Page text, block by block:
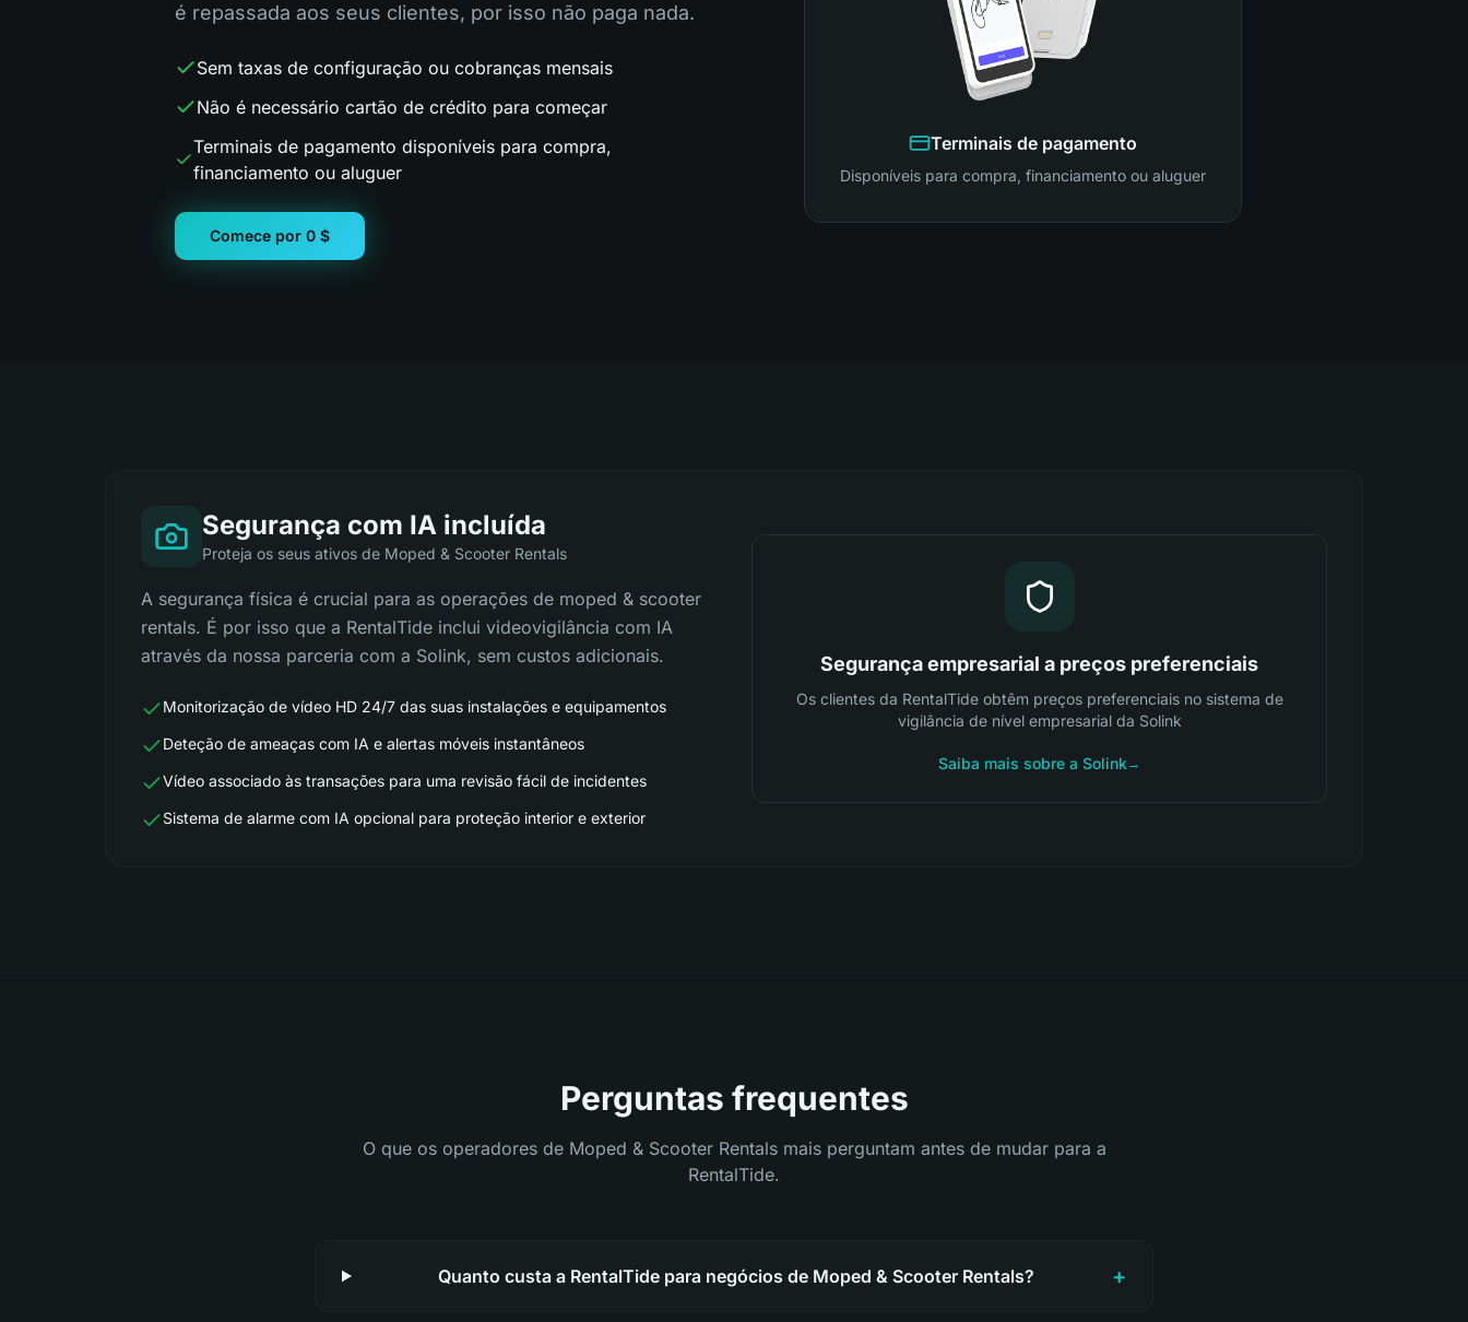
é repassada aos seus clientes, por isso não paga nada.
Sem taxas de configuração ou cobranças mensais
Não é necessário cartão de crédito para começar
Terminais de pagamento disponíveis para compra,
financiamento ou aluguer
Comece por 0 $
Terminais de pagamento
Disponíveis para compra, financiamento ou aluguer
Segurança com IA incluída
Proteja os seus ativos de Moped & Scooter Rentals
A segurança física é crucial para as operações de moped & scooter
rentals. É por isso que a RentalTide inclui videovigilância com IA
através da nossa parceria com a Solink, sem custos adicionais.
Monitorização de vídeo HD 24/7 das suas instalações e equipamentos
Deteção de ameaças com IA e alertas móveis instantâneos
Vídeo associado às transações para uma revisão fácil de incidentes
Sistema de alarme com IA opcional para proteção interior e exterior
Segurança empresarial a preços preferenciais
Os clientes da RentalTide obtêm preços preferenciais no sistema de
vigilância de nível empresarial da Solink
Saiba mais sobre a Solink →
Perguntas frequentes
O que os operadores de Moped & Scooter Rentals mais perguntam antes de mudar para a
RentalTide.
Quanto custa a RentalTide para negócios de Moped & Scooter Rentals? +